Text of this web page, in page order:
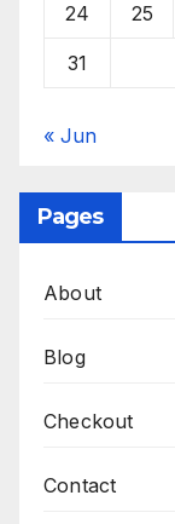
24 25
31
« Jun
Pages
About
Blog
Checkout
Contact